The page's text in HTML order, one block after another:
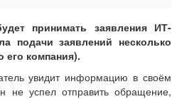
принимать заявления ИТ-
подачи заявлений несколько
его компания).
увидит информацию в своём
не успел отправить обращение,